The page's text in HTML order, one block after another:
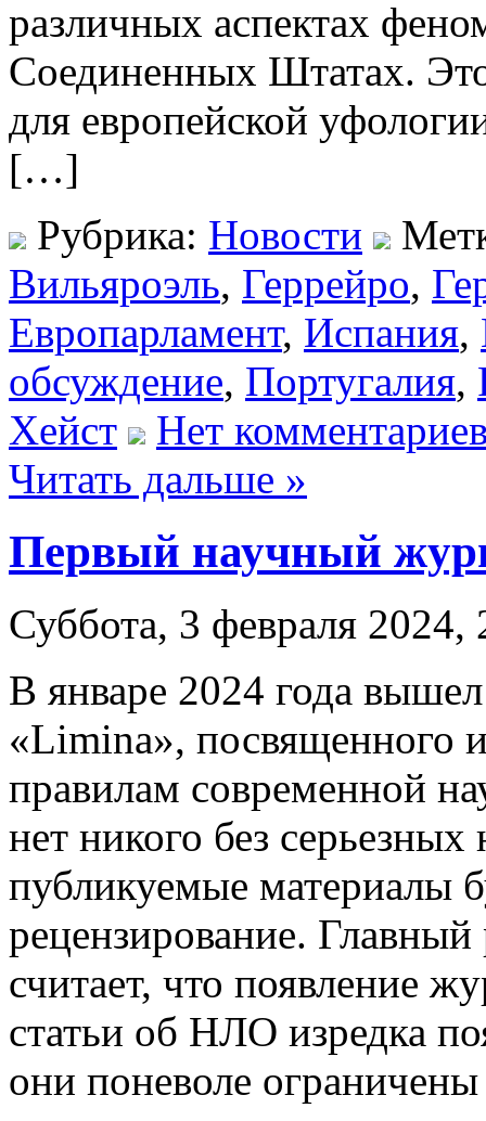
различных аспектах
Соединенных Штатах.
для европейской
[…]
Рубрика: Новости
Вильяроэль, Геррейро,
Европарламент, Испания,
обсуждение, Португалия,
Хейст
Нет
Читать дальше »
Первый научный
Суббота, 3 февраля 2024,
В январе 2024 года
«Limina», посвященного
правилам современной
нет никого без
публикуемые материалы
рецензирование.
считает, что появление
статьи об НЛО изредка
они поневоле